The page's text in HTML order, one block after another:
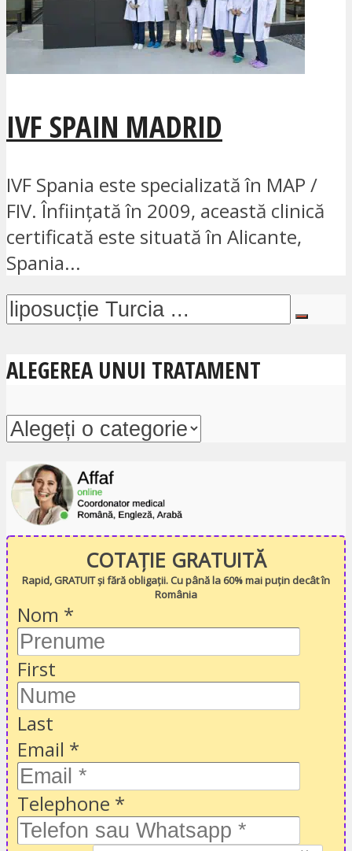
IVF SPAIN MADRID
IVF Spania este specializată în MAP /
FIV. Înființată în 2009, această clinică
certificată este situată în Alicante,
Spania...
ALEGEREA UNUI TRATAMENT
COTAȚIE GRATUITĂ
Rapid, GRATUIT și fără obligații. Cu până la 60% mai puțin decât în
România
Nom *
First
Last
Email *
Telephone *